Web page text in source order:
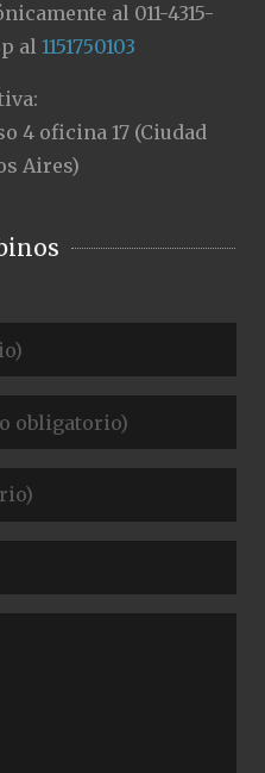
al 011-4315-
al1151750103
4 oficina 17 (Ciudad
Aires)